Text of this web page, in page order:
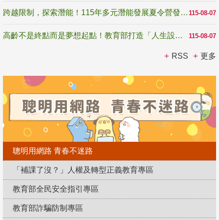
115-08-07
跨越限制，探索潛能！115年多元潛能發展夏令營發掘生命無限可能
115-08-07
高齡不是終點而是夢想起點！教育部打造「人生設計夢工場」 參展第3屆高齡健康產業博覽會
RSS 更多
聰明用網路 青春不迷路
「補課了沒？」人權及轉型正義教育專區
教育部全民安全指引專區
教育部詐騙防制專區